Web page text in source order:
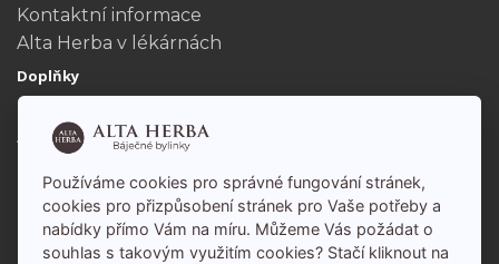
Kontaktní informace
Alta Herba v lékárnách
Doplňky
Dárkové poukazy
Akční nabídka
Můj účet
Historie objednávek
Používáme cookies pro správné fungování stránek,
cookies pro přizpůsobení stránek pro Vaše potřeby a
nabídky přímo Vám na míru. Můžeme Vás požádat o
souhlas s takovým využitím cookies? Stačí kliknout na